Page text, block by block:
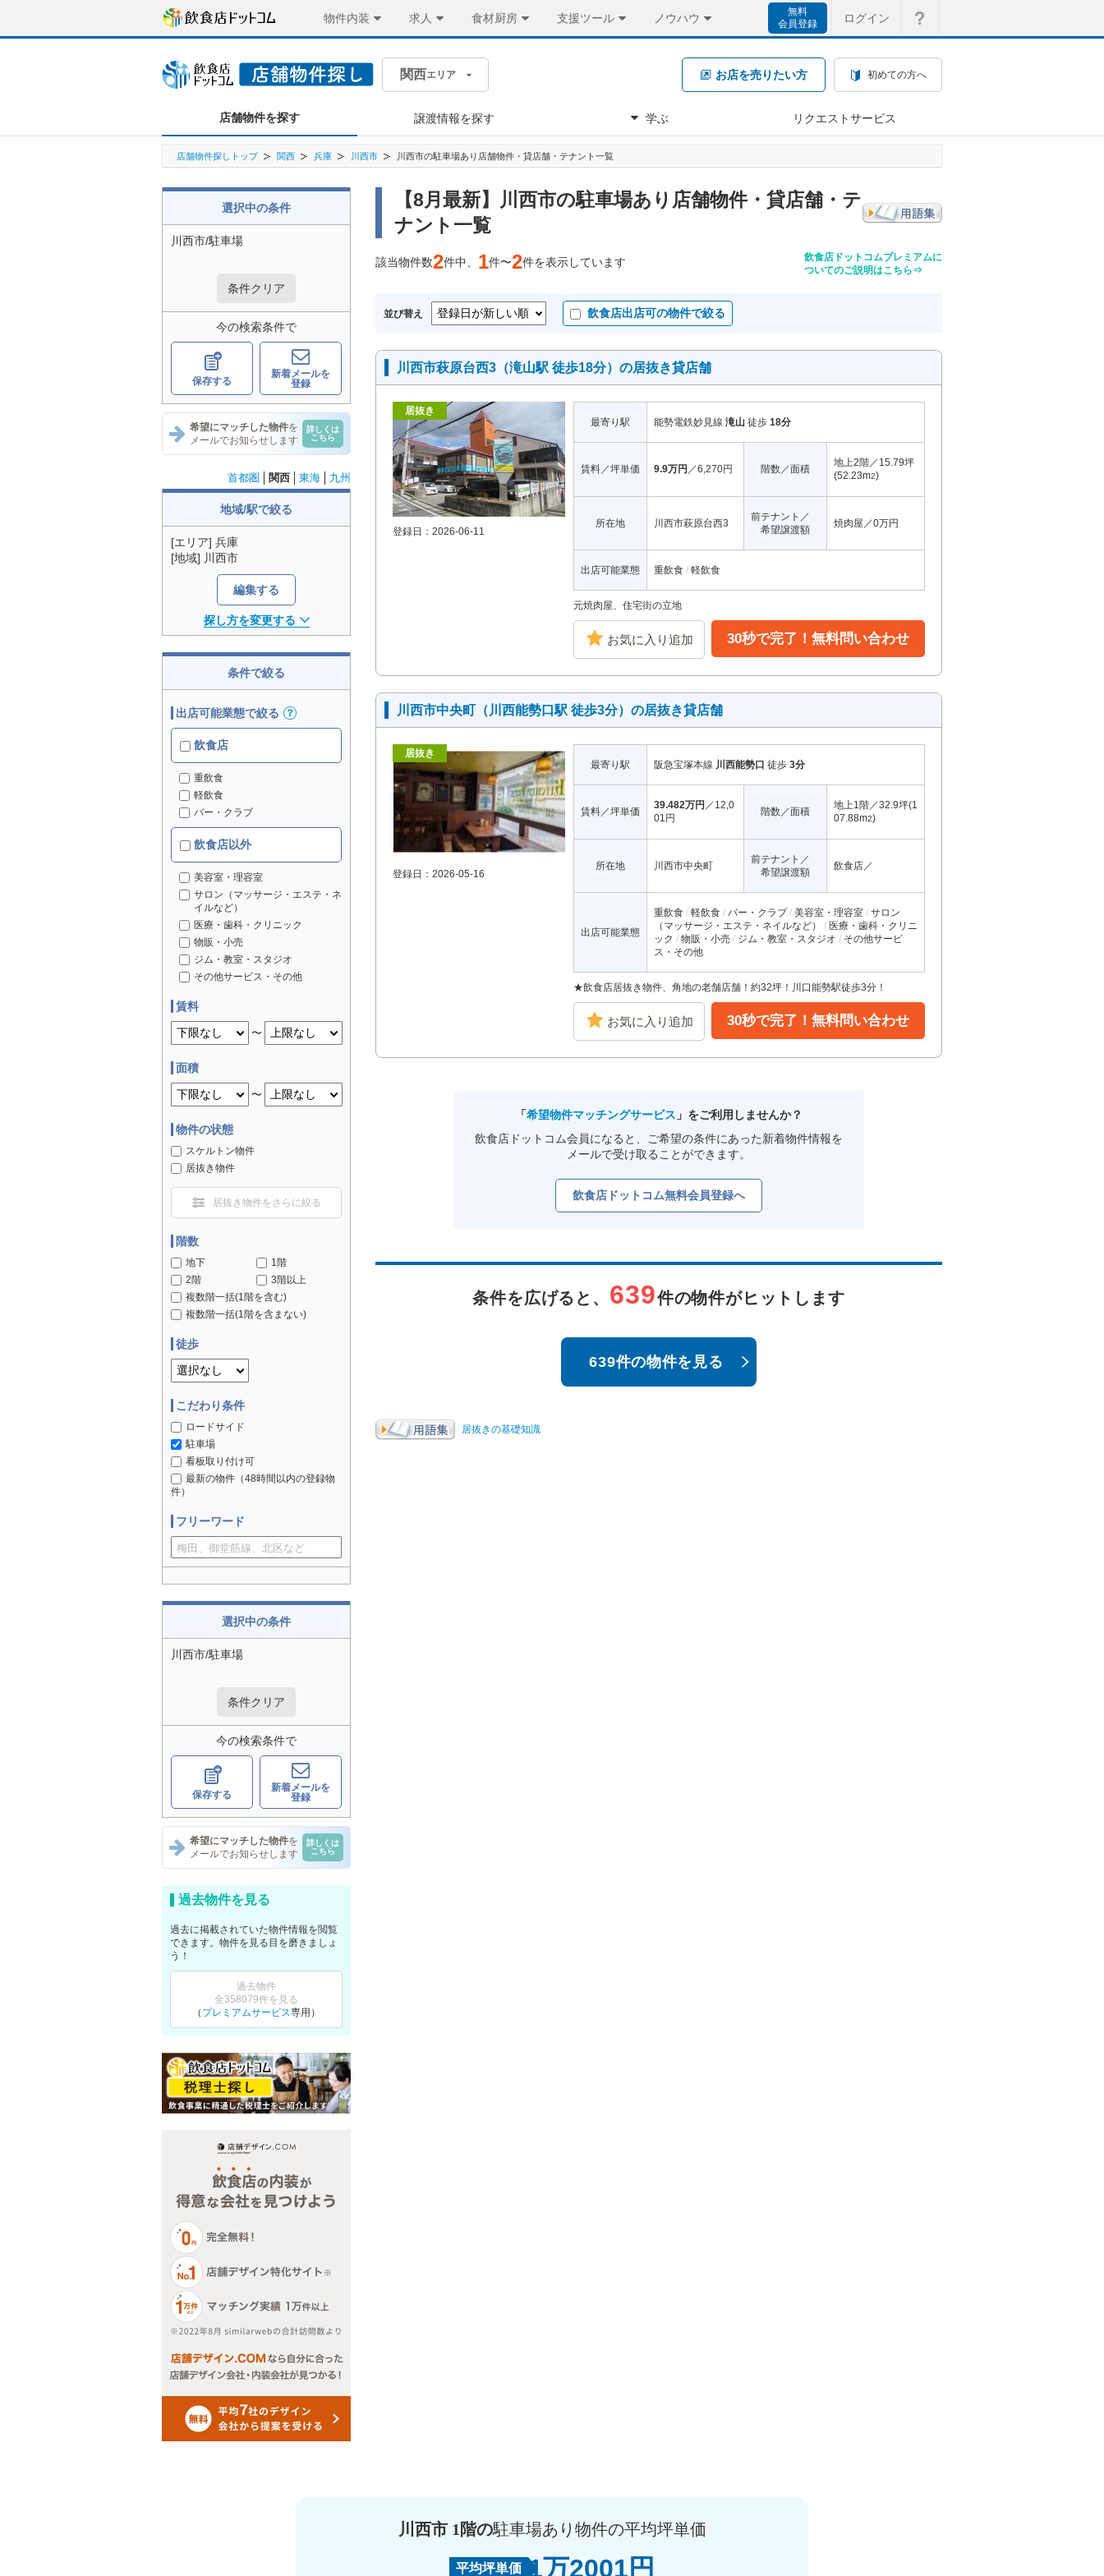
物件内装 求人 食材厨房 支援ツール ノウハウ
無料
会員登録
ログイン
関西エリア お店を売りたい方 初めての方へ
店舗物件を探す 譲渡情報を探す 学ぶ リクエストサービス
店舗物件探しトップ 関西 兵庫 川西市 川西市の駐車場あり店舗物件・貸店舗・テナント一覧
選択中の条件
川西市/駐車場
条件クリア
今の検索条件で
保存する
新着メールを
登録
希望にマッチした物件を
メールでお知らせします
詳しくは
こちら
首都圏 関西 東海 九州
地域/駅で絞る
[エリア] 兵庫
[地域] 川西市
編集する
探し方を変更する
条件で絞る
出店可能業態で絞る
飲食店
重飲食
軽飲食
バー・クラブ
飲食店以外
美容室・理容室
サロン（マッサージ・エステ・ネ
イルなど）
医療・歯科・クリニック
物販・小売
ジム・教室・スタジオ
その他サービス・その他
賃料
〜
面積
〜
物件の状態
スケルトン物件
居抜き物件
居抜き物件をさらに絞る
階数
地下
1階
2階
3階以上
複数階一括(1階を含む)
複数階一括(1階を含まない)
徒歩
こだわり条件
ロードサイド
駐車場
看板取り付け可
最新の物件（48時間以内の登録物
件）
フリーワード
選択中の条件
川西市/駐車場
条件クリア
今の検索条件で
保存する
新着メールを
登録
希望にマッチした物件を
メールでお知らせします
詳しくは
こちら
過去物件を見る
過去に掲載されていた物件情報を閲覧
できます。物件を見る目を磨きましょ
う！
過去物件
全358079件を見る
（ プレミアムサービス専用）
【8月最新】川西市の駐車場あり店舗物件・貸店舗・テ
ナント一覧
該当物件数2件中、 1件〜2件を表示しています
飲食店ドットコムプレミアムに
ついてのご説明はこちら⇒
並び替え 飲食店出店可の物件で絞る
川西市萩原台西3（滝山駅 徒歩18分）の居抜き貸店舗
居抜き
登録日：2026-06-11
最寄り駅 能勢電鉄妙見線 滝山 徒歩 18分
賃料／坪単価 9.9万円 ／6,270円 階数／面積
地上2階／15.79坪
(52.23m2)
所在地 川西市萩原台西3
前テナント／
希望譲渡額
焼肉屋／0万円
出店可能業態 重飲食 軽飲食
元焼肉屋、住宅街の立地
お気に入り追加 30秒で完了！無料問い合わせ
川西市中央町（川西能勢口駅 徒歩3分）の居抜き貸店舗
居抜き
登録日：2026-05-16
最寄り駅 阪急宝塚本線 川西能勢口 徒歩 3分
賃料／坪単価
39.482万円 ／12,0
01円
階数／面積
地上1階／32.9坪(1
07.88m2)
所在地 川西市中央町
前テナント／
希望譲渡額
飲食店／
出店可能業態
重飲食 軽飲食 バー・クラブ 美容室・理容室
サロン
（マッサージ・エステ・ネイルなど）
医療・歯科・クリニ
ック
物販・小売 ジム・教室・スタジオ
その他サービ
ス・その他
★飲食店居抜き物件、角地の老舗店舗！約32坪！川口能勢駅徒歩3分！
お気に入り追加 30秒で完了！無料問い合わせ
「希望物件マッチングサービス 」をご利用しませんか？
飲食店ドットコム会員になると、ご希望の条件にあった新着物件情報を
メールで受け取ることができます。
飲食店ドットコム無料会員登録へ
条件を広げると、 639件の物件がヒットします
639件の物件を見る
居抜きの基礎知識
川西市 1階の駐車場あり物件の平均坪単価
平均坪単価 1万2001円